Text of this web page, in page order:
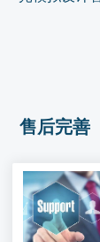
售后完善